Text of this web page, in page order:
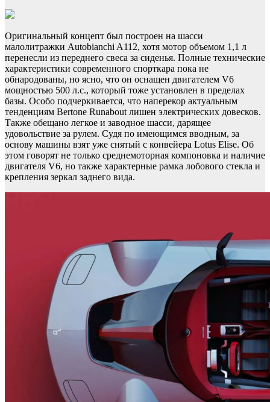
Оригинальный концепт был построен на шасси
малолитражки Autobianchi A112, хотя мотор объемом 1,1 л
перенесли из переднего свеса за сиденья. Полные технические
характеристики современного спорткара пока не
обнародованы, но ясно, что он оснащен двигателем V6
мощностью 500 л.с., который тоже установлен в пределах
базы. Особо подчеркивается, что наперекор актуальным
тенденциям Bertone Runabout лишен электрических довесков.
Также обещано легкое и заводное шасси, дарящее
удовольствие за рулем. Судя по имеющимся вводным, за
основу машины взят уже снятый с конвейера Lotus Elise. Об
этом говорят не только среднемоторная компоновка и наличие
двигателя V6, но также характерные рамка лобового стекла и
крепления зеркал заднего вида.